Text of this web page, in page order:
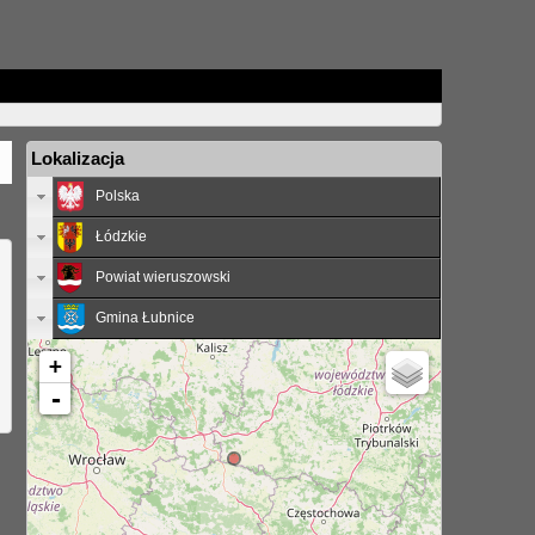
Lokalizacja
Polska
Łódzkie
Powiat wieruszowski
Gmina Łubnice
+
-